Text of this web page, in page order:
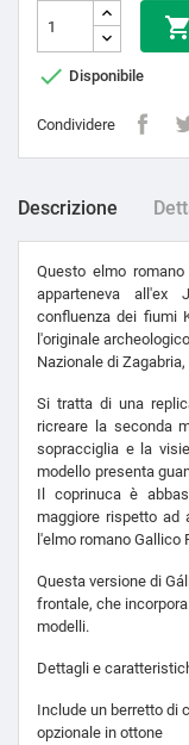

 Disponibile
Condividere
Descrizione
Questo elmo
apparteneva all'ex
confluenza dei fiumi
l'originale
Nazionale di Zagabria,
Si tratta di una
ricreare la seconda
sopracciglia e la
modello presenta
Il coprinuca è
maggiore rispetto ad
l'elmo romano Gallico
Questa versione di
frontale, che
modelli.
Dettagli e
Include un berretto di
opzionale in ottone